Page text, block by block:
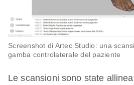
Screenshot di Artec Studio: una
gamba controlaterale del paziente
Le scansioni sono state